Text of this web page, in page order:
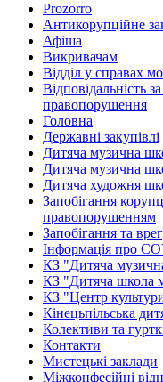
Prozorro
Антикорупційне
Афіша
Викривачам
Відділ у справах
Відповідальність
правопорушення
Головна
Державні закупівлі
Дитяча музична
Дитяча музична
Дитяча художня
Запобігання
правопорушенням
Запобігання та
Інформація про
КЗ "Дитяча
КЗ "Дитяча школа
КЗ "Центр
Кінецьпільська
Колективи та
Контакти
Мистецькі заклади
Міжконфесійні